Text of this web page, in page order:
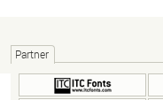
Partner